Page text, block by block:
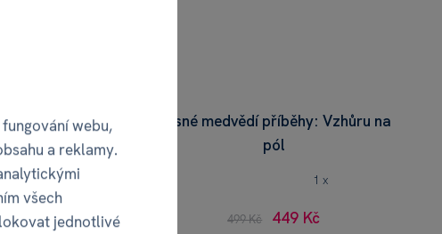
5 x
Mlsné medvědí příběhy: Vzhůru na
pól
1 x
499 Kč 449 Kč
webu,
a reklamy.
všech
jednotlivé